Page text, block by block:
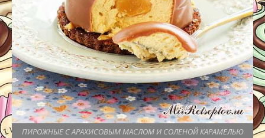
ПИРОЖНЫЕ С АРАХИСОВЫМ МАСЛОМ И СОЛЕНОЙ КАРАМЕЛЬЮ